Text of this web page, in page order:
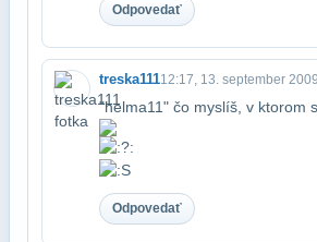
Odpovedať
treska11112:17, 13. september 2009
"helma11" čo myslíš, v ktorom
Odpovedať